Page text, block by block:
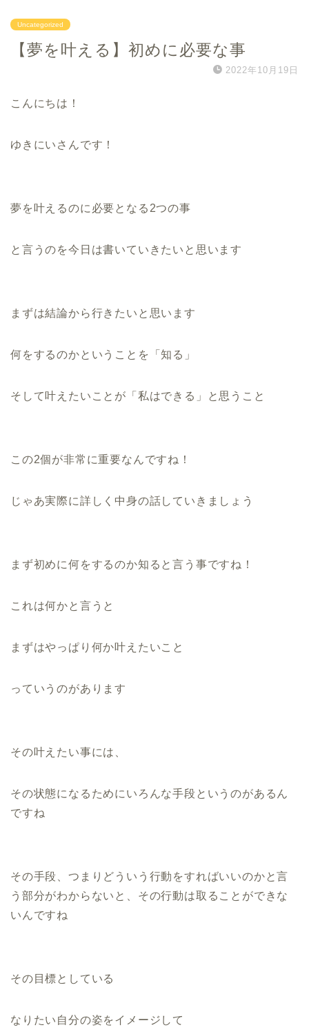
Uncategorized
【夢を叶える】初めに必要な事
2022年10月19日
こんにちは！
ゆきにいさんです！
夢を叶えるのに必要となる2つの事
と言うのを今日は書いていきたいと思います
まずは結論から行きたいと思います
何をするのかということを「知る」
そして叶えたいことが「私はできる」と思うこと
この2個が非常に重要なんですね！
じゃあ実際に詳しく中身の話していきましょう
まず初めに何をするのか知ると言う事ですね！
これは何かと言うと
まずはやっぱり何か叶えたいこと
っていうのがあります
その叶えたい事には、
その状態になるためにいろんな手段というのがあるん
ですね
その手段、つまりどういう行動をすればいいのかと言
う部分がわからないと、その行動は取ることができな
いんですね
その目標としている
なりたい自分の姿をイメージして